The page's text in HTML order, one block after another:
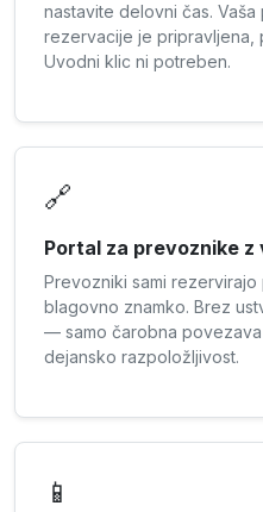
nastavite delovni čas.
rezervacije je pripravljena,
Uvodni klic ni potreben.
🔗
Portal za prevoznike z
Prevozniki sami
blagovno znamko. Brez
— samo čarobna
dejansko razpoložljivost.
📱